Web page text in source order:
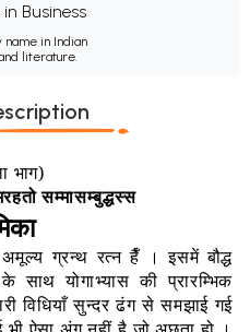
Business
in Indian
literature.
भाग)
सम्मासम्बुद्धस्स
अमूल्य ग्रन्थ रत्न हैँ । इसमें बौद्ध
साथ योगाभ्यास की प्रारम्भिक
विधियाँ सुन्दर ढंग से समझाई गई